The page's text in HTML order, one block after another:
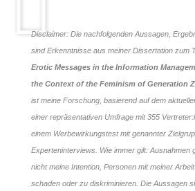
Disclaimer: Die nachfolgenden Aussagen,
sind Erkenntnisse aus meiner Dissertation zum
Erotic Messages in the Information
the Context of the Feminism of Generation
ist meine Forschung, basierend auf dem
einer repräsentativen Umfrage mit 355
einem Werbewirkungstest mit genannter
Experteninterviews. Wie immer gilt: Ausnahmen
nicht meine Intention, Personen mit meiner
schaden oder zu diskriminieren. Die Aussagen